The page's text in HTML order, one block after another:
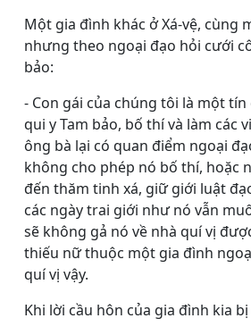
Một gia đình khác ở Xá-vệ, cùng
nhưng theo ngoại đạo hỏi cưới
bảo:
- Con gái của chúng tôi là một
qui y Tam bảo, bố thí và làm các
ông bà lại có quan điểm ngoại
không cho phép nó bố thí, hoặc
đến thăm tinh xá, giữ giới luật
các ngày trai giới như nó vẫn
sẽ không gả nó về nhà quí vị
thiếu nữ thuộc một gia đình
quí vị vậy.
Khi lời cầu hôn của gia đình kia